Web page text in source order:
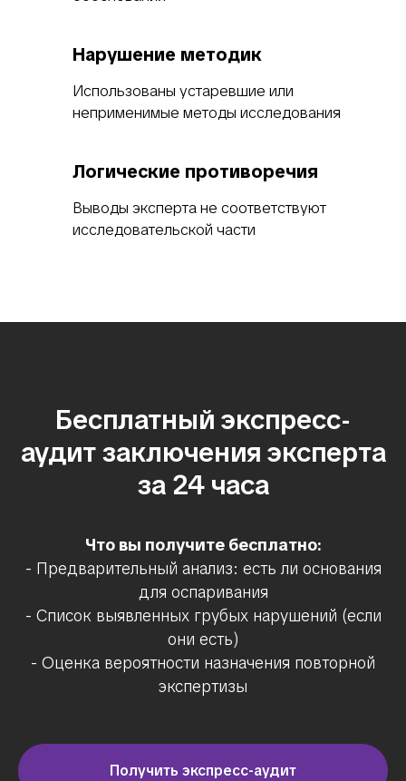
Нарушение методик
Использованы устаревшие или
неприменимые методы исследования
Логические противоречия
Выводы эксперта не соответствуют
исследовательской части
Бесплатный экспресс-
аудит заключения эксперта
за 24 часа
Что вы получите бесплатно:
- Предварительный анализ: есть ли основания
для оспаривания
- Список выявленных грубых нарушений (если
они есть)
- Оценка вероятности назначения повторной
экспертизы
Получить экспресс-аудит